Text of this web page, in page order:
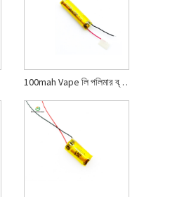
100mah Vape লি পলিমার ব্যাটারি